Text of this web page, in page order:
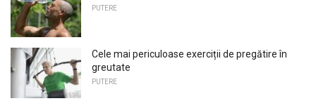
PUTERE
Cele mai periculoase exerciții de pregătire în
greutate
PUTERE